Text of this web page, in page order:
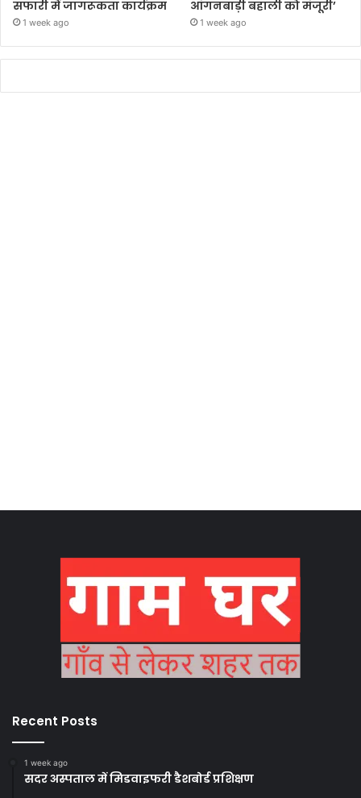
सफारी में जागरूकता कार्यक्रम
1 week ago
आंगनबाड़ी बहाली को मंजूरी’
1 week ago
Recent Posts
1 week ago
सदर अस्पताल में मिडवाइफरी डैशबोर्ड प्रशिक्षण